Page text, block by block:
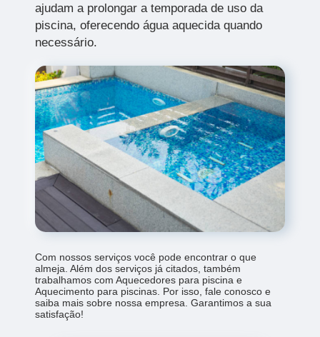
ajudam a prolongar a temporada de uso da
piscina, oferecendo água aquecida quando
necessário.
Com nossos serviços você pode encontrar o que
almeja. Além dos serviços já citados, também
trabalhamos com Aquecedores para piscina e
Aquecimento para piscinas. Por isso, fale conosco e
saiba mais sobre nossa empresa. Garantimos a sua
satisfação!